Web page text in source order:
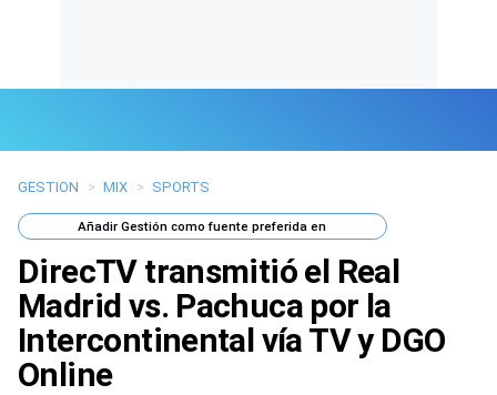
Últimas Noticias
Mi Bolsillo
Respuestas
Gente
GESTION > MIX > SPORTS
AñadirGestión como fuente preferida en
DirecTV transmitió el Real
Madrid vs. Pachuca por la
Intercontinental vía TV y DGO
Online